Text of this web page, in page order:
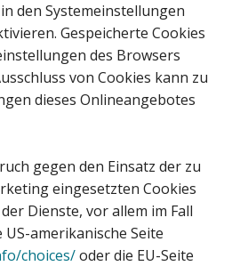
den Systemeinstellungen
Gespeicherte Cookies
des Browsers
von Cookies kann zu
dieses Onlineangebotes
gegen den Einsatz der zu
eingesetzten Cookies
Dienste, vor allem im Fall
amerikanische Seite
choices/oder die EU-Seite